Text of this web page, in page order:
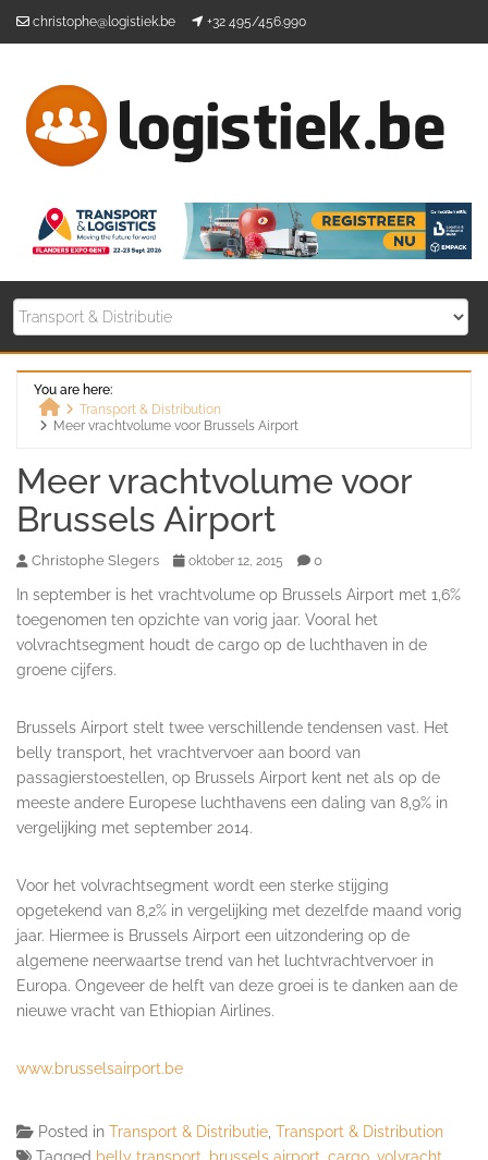
christophe@logistiek.be +32 495/456.990
You are here:
Home
Transport & Distribution
Meer vrachtvolume voor Brussels Airport
Meer vrachtvolume voor
Brussels Airport
Christophe Slegers oktober 12, 2015 0
In september is het vrachtvolume op Brussels Airport met 1,6%
toegenomen ten opzichte van vorig jaar. Vooral het
volvrachtsegment houdt de cargo op de luchthaven in de
groene cijfers.
Brussels Airport stelt twee verschillende tendensen vast. Het
belly transport, het vrachtvervoer aan boord van
passagierstoestellen, op Brussels Airport kent net als op de
meeste andere Europese luchthavens een daling van 8,9% in
vergelijking met september 2014.
Voor het volvrachtsegment wordt een sterke stijging
opgetekend van 8,2% in vergelijking met dezelfde maand vorig
jaar. Hiermee is Brussels Airport een uitzondering op de
algemene neerwaartse trend van het luchtvrachtvervoer in
Europa. Ongeveer de helft van deze groei is te danken aan de
nieuwe vracht van Ethiopian Airlines.
www.brusselsairport.be
Posted in Transport & Distributie Transport & Distribution
Tagged belly transport brussels airport cargo volvracht